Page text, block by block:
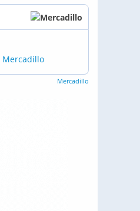
Mercadillo
Mercadillo